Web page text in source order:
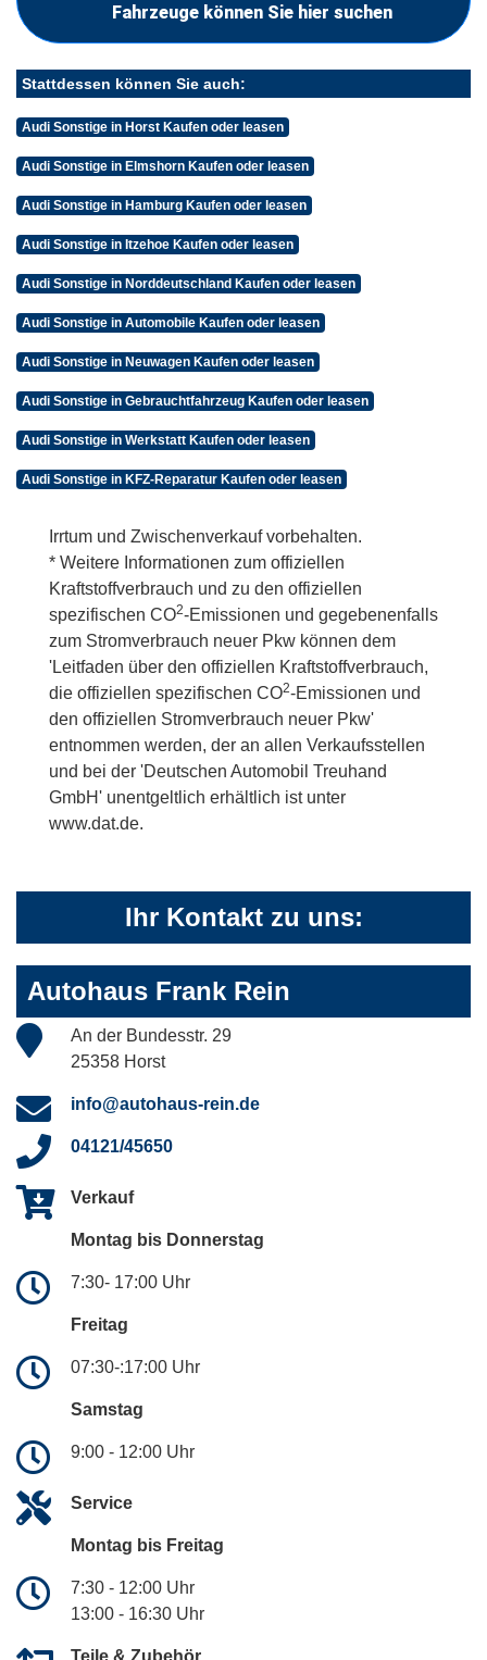
Fahrzeuge können Sie hier suchen
Stattdessen können Sie auch:
Audi Sonstige in Horst Kaufen oder leasen
Audi Sonstige in Elmshorn Kaufen oder leasen
Audi Sonstige in Hamburg Kaufen oder leasen
Audi Sonstige in Itzehoe Kaufen oder leasen
Audi Sonstige in Norddeutschland Kaufen oder leasen
Audi Sonstige in Automobile Kaufen oder leasen
Audi Sonstige in Neuwagen Kaufen oder leasen
Audi Sonstige in Gebrauchtfahrzeug Kaufen oder leasen
Audi Sonstige in Werkstatt Kaufen oder leasen
Audi Sonstige in KFZ-Reparatur Kaufen oder leasen
Irrtum und Zwischenverkauf vorbehalten.
* Weitere Informationen zum offiziellen
Kraftstoffverbrauch und zu den offiziellen
spezifischen CO2-Emissionen und gegebenenfalls
zum Stromverbrauch neuer Pkw können dem
'Leitfaden über den offiziellen Kraftstoffverbrauch,
die offiziellen spezifischen CO2-Emissionen und
den offiziellen Stromverbrauch neuer Pkw'
entnommen werden, der an allen Verkaufsstellen
und bei der 'Deutschen Automobil Treuhand
GmbH' unentgeltlich erhältlich ist unter
www.dat.de.
Ihr Kontakt zu uns:
Autohaus Frank Rein
An der Bundesstr. 29
25358 Horst
info@autohaus-rein.de
04121/45650
Verkauf
Montag bis Donnerstag
7:30- 17:00 Uhr
Freitag
07:30-:17:00 Uhr
Samstag
9:00 - 12:00 Uhr
Service
Montag bis Freitag
7:30 - 12:00 Uhr
13:00 - 16:30 Uhr
Teile & Zubehör